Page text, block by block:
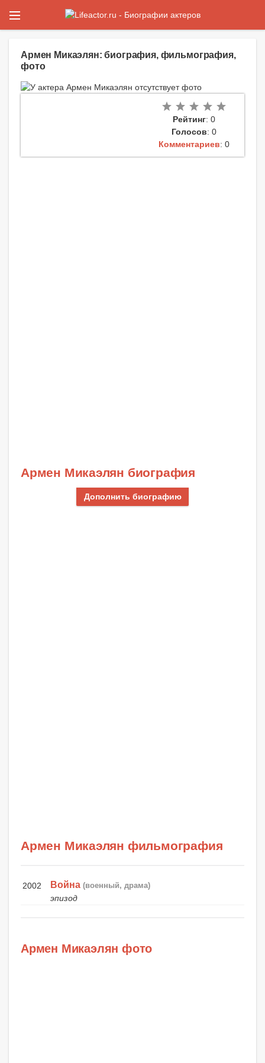
Армен Микаэлян: биография, фильмография,
фото
Рейтинг: 0
Голосов: 0
Комментариев: 0
Армен Микаэлян биография
Дополнить биографию
Армен Микаэлян фильмография
2002 Война (военный, драма)
эпизод
Армен Микаэлян фото